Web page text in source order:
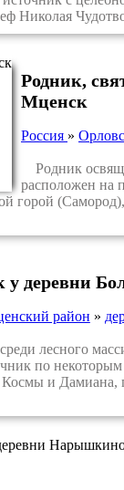
Николая
Родник,
Мценск
Россия »
Родник
расположен на
у деревни
район »
лесного
по
и Дамиана,